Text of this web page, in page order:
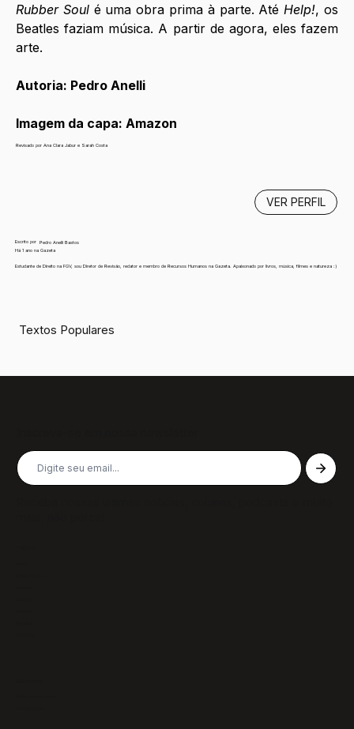
Rubber Soul é uma obra prima à parte. Até Help!, os
Beatles faziam música. A partir de agora, eles fazem
arte.
Autoria: Pedro Anelli
Imagem da capa: Amazon
Revisado por Ana Clara Jabur e Sarah Costa
Escrito por
Pedro Anelli Bastos
Há 1 ano na Gazeta
Estudante de Direito na FGV, sou Diretor de Revisão, redator e membro de Recursos Humanos na Gazeta. Apaixonado por livros, música, filmes e natureza :)
VER PERFIL
Textos Populares